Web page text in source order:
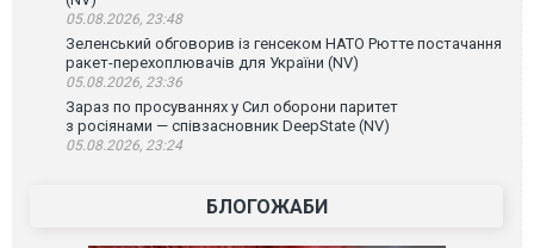
05.08.2026, 23:48
Зеленський обговорив із генсеком НАТО Рютте постачання
ракет-перехоплювачів для України (NV)
05.08.2026, 23:36
Зараз по просуваннях у Сил оборони паритет
з росіянами — співзасновник DeepState (NV)
05.08.2026, 23:24
БЛОГОЖАБИ